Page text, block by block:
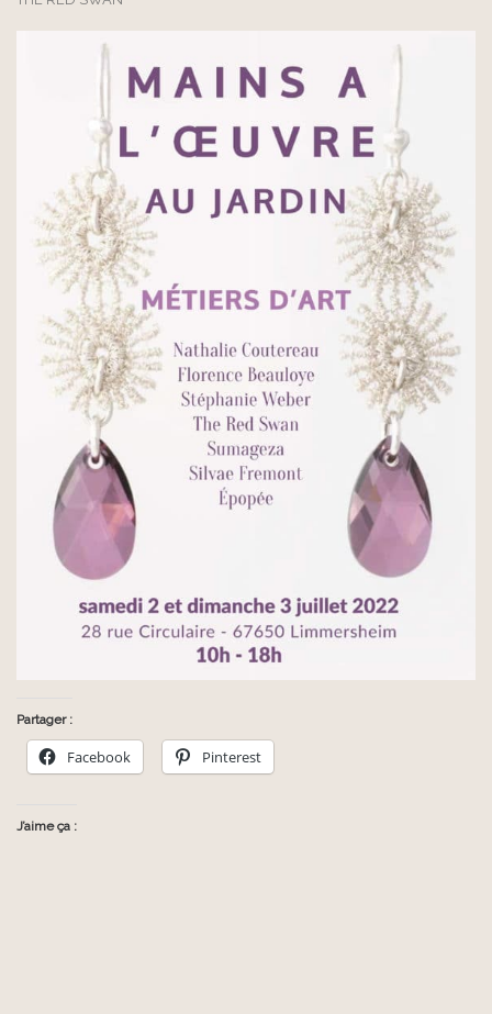
Partager :
Facebook Pinterest
J’aime ça :